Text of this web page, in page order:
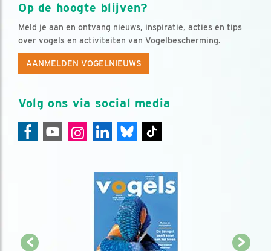
Op de hoogte blijven?
Meld je aan en ontvang nieuws, inspiratie, acties en tips
over vogels en activiteiten van Vogelbescherming.
AANMELDEN VOGELNIEUWS
Volg ons via social media